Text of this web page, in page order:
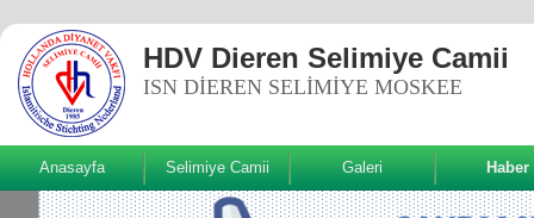
HDV Dieren Selimiye Camii
ISN DIEREN SELIMIYE MOSKEE
Anasayfa Selimiye Camii Galeri Haber